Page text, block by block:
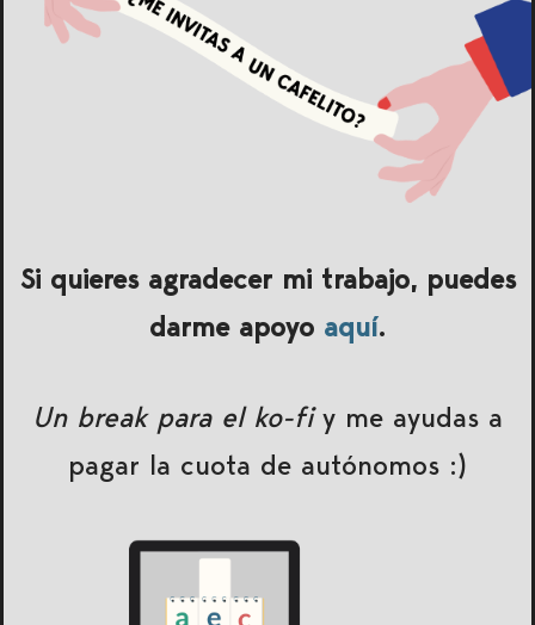
Si quieres agradecer mi trabajo, puedes
darme apoyo aquí.
Un break para el ko-fiy me ayudas a
pagar la cuota de autónomos :)